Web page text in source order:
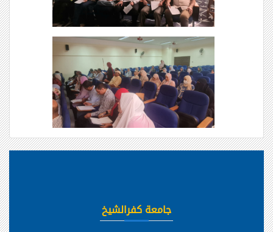
جامعة كفرالشيخ